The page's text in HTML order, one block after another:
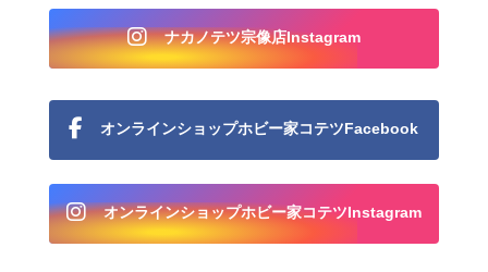
ナカノテツ宗像店Instagram
オンラインショップホビー家コテツFacebook
オンラインショップホビー家コテツInstagram